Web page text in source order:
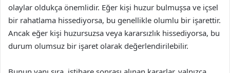
olaylar oldukça önemlidir. Eğer kişi huzur bulmuşsa ve içsel
bir rahatlama hissediyorsa, bu genellikle olumlu bir işarettir.
Ancak eğer kişi huzursuzsa veya kararsızlık hissediyorsa, bu
durum olumsuz bir işaret olarak değerlendirilebilir.